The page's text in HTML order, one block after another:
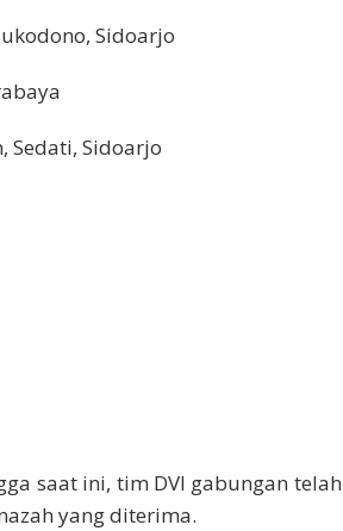
Sidoarjo
Sedati, Sidoarjo
saat ini, tim DVI gabungan telah
yang diterima.